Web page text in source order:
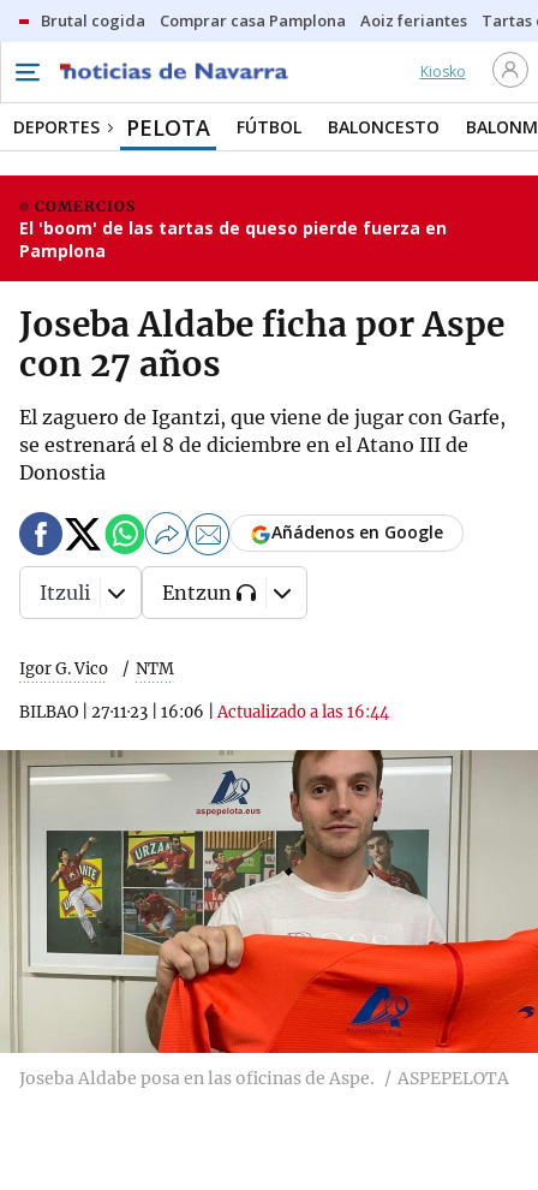
Brutal cogida Comprar casa Pamplona Aoiz feriantes Tartas
Kiosko
DEPORTES PELOTA FÚTBOL BALONCESTO
COMERCIOS
El 'boom' de las tartas de queso pierde fuerza en
Pamplona
Joseba Aldabe ficha por Aspe
con 27 años
El zaguero de Igantzi, que viene de jugar con Garfe,
se estrenará el 8 de diciembre en el Atano III de
Donostia
Igor G. Vico NTM
BILBAO 27·11·23 16:06 |Actualizado a las 16:44
Añádenos en Google
Itzuli Entzun
Joseba Aldabe posa en las oficinas de Aspe. ASPEPELOTA